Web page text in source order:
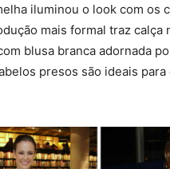
iluminou o look com os
mais formal traz calça
blusa branca adornada
presos são ideais